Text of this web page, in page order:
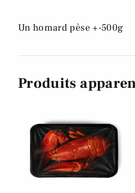
Un homard pèse +-500g
Produits